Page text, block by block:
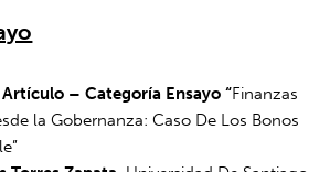
– Categoría Ensayo “Finanzas
la Gobernanza: Caso De Los Bonos